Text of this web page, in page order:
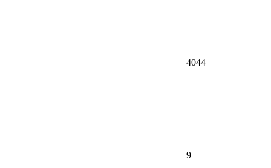
4044
9